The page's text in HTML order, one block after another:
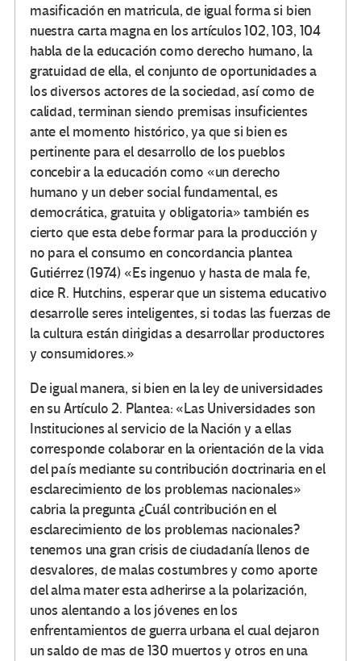
masificación en matricula, de igual forma si bien
nuestra carta magna en los artículos 102, 103, 104
habla de la educación como derecho humano, la
gratuidad de ella, el conjunto de oportunidades a
los diversos actores de la sociedad, así como de
calidad, terminan siendo premisas insuficientes
ante el momento histórico, ya que si bien es
pertinente para el desarrollo de los pueblos
concebir a la educación como «un derecho
humano y un deber social fundamental, es
democrática, gratuita y obligatoria» también es
cierto que esta debe formar para la producción y
no para el consumo en concordancia plantea
Gutiérrez (1974) «Es ingenuo y hasta de mala fe,
dice R. Hutchins, esperar que un sistema educativo
desarrolle seres inteligentes, si todas las fuerzas de
la cultura están dirigidas a desarrollar productores
y consumidores.»
De igual manera, si bien en la ley de universidades
en su Artículo 2. Plantea: «Las Universidades son
Instituciones al servicio de la Nación y a ellas
corresponde colaborar en la orientación de la vida
del país mediante su contribución doctrinaria en el
esclarecimiento de los problemas nacionales»
cabria la pregunta ¿Cuál contribución en el
esclarecimiento de los problemas nacionales?
tenemos una gran crisis de ciudadanía llenos de
desvalores, de malas costumbres y como aporte
del alma mater esta adherirse a la polarización,
unos alentando a los jóvenes en los
enfrentamientos de guerra urbana el cual dejaron
un saldo de mas de 130 muertos y otros en una